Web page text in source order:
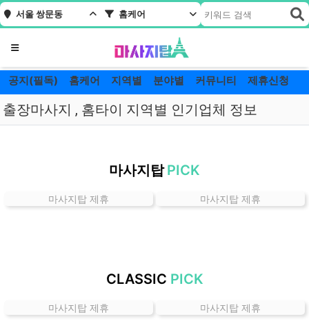
서울 쌍문동 홈케어
메뉴
공지(필독) 홈케어 지역별 분야별 커뮤니티 제휴신청
출장마사지 , 홈타이 지역별 인기업체 정보
동
곳
마사지탑 PICK
마사지탑 제휴 마사지탑 제휴
CLASSIC PICK
마사지탑 제휴 마사지탑 제휴